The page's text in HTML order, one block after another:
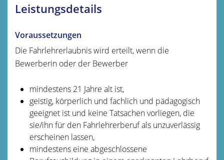
Leistungsdetails
Voraussetzungen
Die Fahrlehrerlaubnis wird erteilt, wenn die
Bewerberin oder der Bewerber
mindestens 21 Jahre alt ist,
geistig, körperlich und fachlich und pädagogisch
geeignet ist und keine Tatsachen vorliegen, die
sie/ihnfür den Fahrlehrerberuf als unzuverlässig
erscheinen lassen,
mindestens eine abgeschlossene